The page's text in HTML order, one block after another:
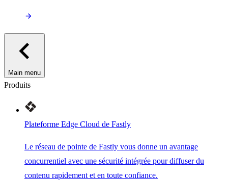
Main menu
Produits
Plateforme Edge Cloud de Fastly
Le réseau de pointe de Fastly vous donne un avantage
concurrentiel avec une sécurité intégrée pour diffuser du
contenu rapidement et en toute confiance.